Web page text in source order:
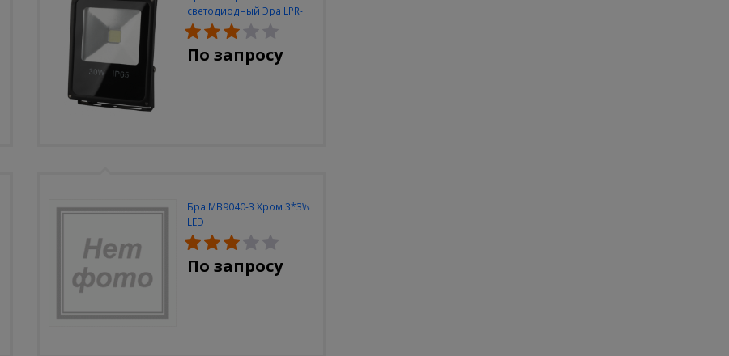
светодиодный Эра LPR-
30W-6500K-M
По запросу
Бра MB9040-3 Хром 3*3W
LED
По запросу